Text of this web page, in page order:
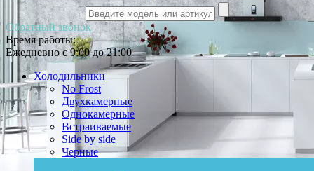
Обратный звонок
Время работы:
Ежедневно с 9:00 до 21:00
Холодильники
No Frost
Двухкамерные
Однокамерные
Встраиваемые
Side by side
Черные